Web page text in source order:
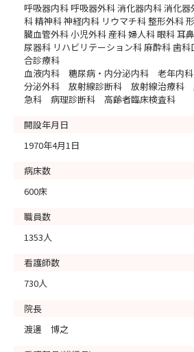
-----------
～なりたい自分にきっと会える～
呼吸器内科 呼吸器外科 消化器内科 消化
科 精神科 神経内科 リウマチ科 整形外科
臓血管外科 小児外科 産科 婦人科 眼科 耳
尿器科 リハビリテーション科 麻酔科 歯
合診療科
血液内科 糖尿病・内分泌内科 老年内
分泌外科 放射線診断科 放射線治療
急科 病理診断科 高齢者臨床検査科
開設年月日
1970年4月1日
病床数
600床
職員数
1353人
看護師数
730人
院長
渡邊 博之